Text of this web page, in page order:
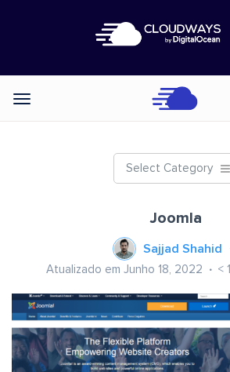
Categories
Select Category
Joomla
Sajjad Shahid
Atualizado em Junho 18, 2022 < 1